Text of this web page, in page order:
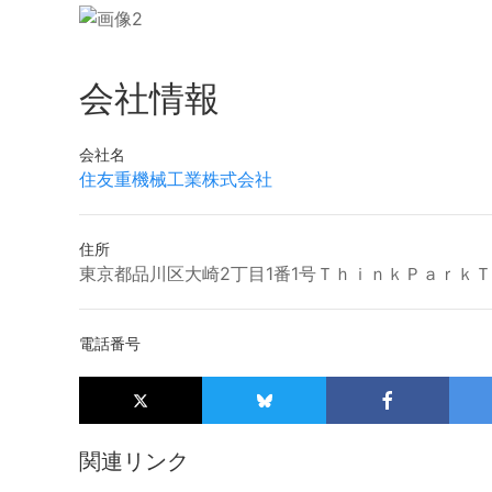
会社情報
会社名
住友重機械工業株式会社
住所
東京都品川区大崎2丁目1番1号ＴｈｉｎｋＰａｒｋＴ
電話番号
関連リンク